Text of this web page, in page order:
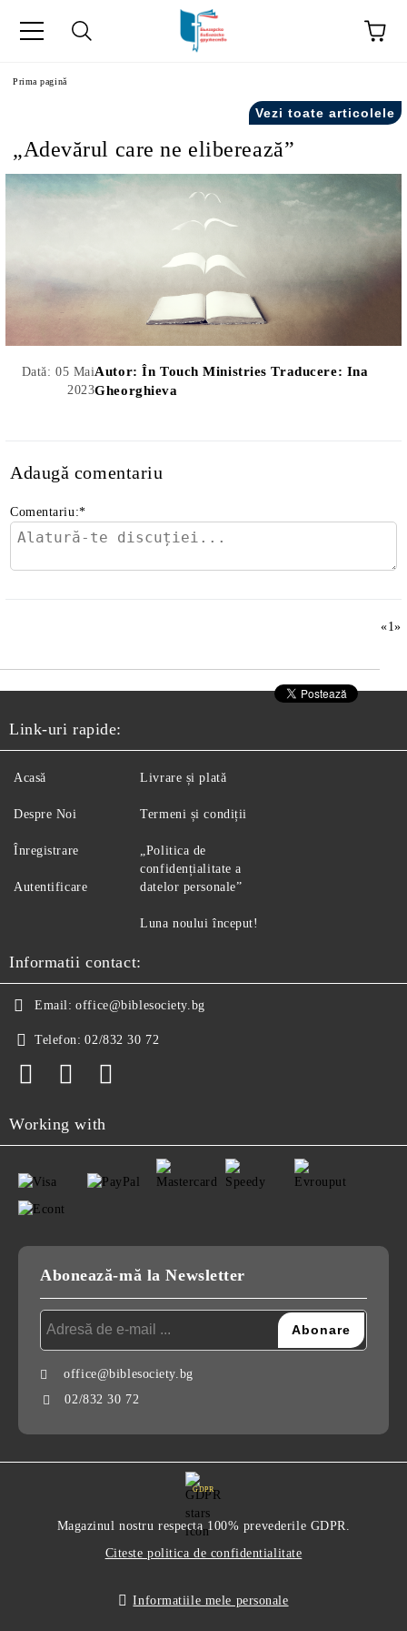
Prima pagină
Vezi toate articolele
„Adevărul care ne eliberează”
Dată: 05 Mai
2023
Autor: În Touch Ministries Traducere: Ina
Gheorghieva
Adaugă comentariu
Comentariu:*
«1»
Link-uri rapide:
Acasă
Despre Noi
Înregistrare
Autentificare
Livrare și plată
Termeni și condiții
„Politica de
confidențialitate a
datelor personale”
Luna noului început!
Informatii contact:
Email: office@biblesociety.bg
Telefon: 02/832 30 72
Working with
Abonează-mă la Newsletter
office@biblesociety.bg
02/832 30 72
GDPR
Magazinul nostru respecta 100% prevederile GDPR.
Citeste politica de confidentialitate
Informatiile mele personale